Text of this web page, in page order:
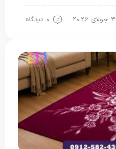
0 دیدگاه